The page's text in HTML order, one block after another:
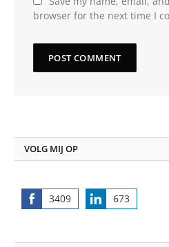
browser for the next time I
VOLG MIJ OP
3409
Share
673
Share